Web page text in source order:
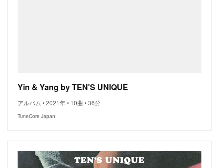
Yin & Yang by TEN'S UNIQUE
アルバム • 2021年 • 10曲 • 36分
TuneCore Japan